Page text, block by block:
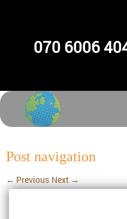
070 6006
Post navigation
← Previous Next →